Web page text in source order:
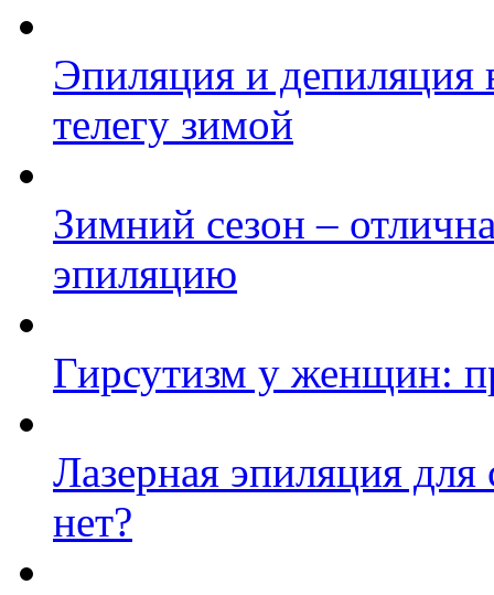
Эпиляция и депиляция
телегу зимой
Зимний сезон –
эпиляцию
Гирсутизм у женщин:
Лазерная эпиляция
нет?